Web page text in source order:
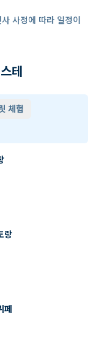
사정에 따라 일정이
테
체험
랑
페